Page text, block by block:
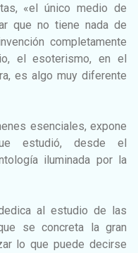
«el único medio de
que no tiene nada de
completamente
el esoterismo, en el
es algo muy diferente
esenciales, expone
estudió, desde el
iluminada por la
al estudio de las
se concreta la gran
lo que puede decirse